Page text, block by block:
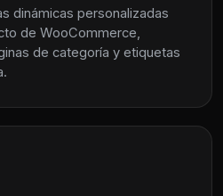
dinámicas personalizadas
de WooCommerce,
de categoría y etiquetas